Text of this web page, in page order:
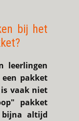
bij het
leerlingen
pakket
vaak niet
pakket
bijna altijd